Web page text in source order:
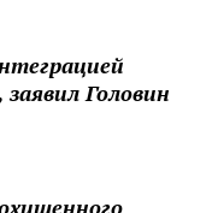
Головин